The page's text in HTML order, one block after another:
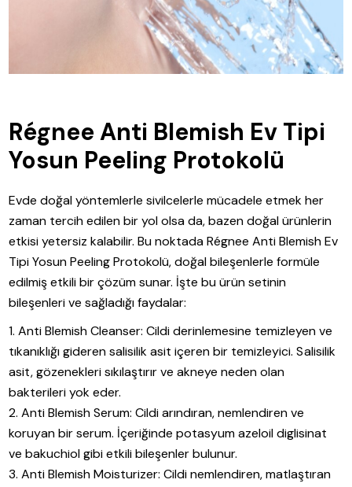
Régnee Anti Blemish Ev Tipi
Yosun Peeling Protokolü
Evde doğal yöntemlerle sivilcelerle mücadele etmek her
zaman tercih edilen bir yol olsa da, bazen doğal ürünlerin
etkisi yetersiz kalabilir. Bu noktada Régnee Anti Blemish Ev
Tipi Yosun Peeling Protokolü, doğal bileşenlerle formüle
edilmiş etkili bir çözüm sunar. İşte bu ürün setinin
bileşenleri ve sağladığı faydalar:
Anti Blemish Cleanser: Cildi derinlemesine temizleyen ve
tıkanıklığı gideren salisilik asit içeren bir temizleyici. Salisilik
asit, gözenekleri sıkılaştırır ve akneye neden olan
bakterileri yok eder.
Anti Blemish Serum: Cildi arındıran, nemlendiren ve
koruyan bir serum. İçeriğinde potasyum azeloil diglisinat
ve bakuchiol gibi etkili bileşenler bulunur.
Anti Blemish Moisturizer: Cildi nemlendiren, matlaştıran